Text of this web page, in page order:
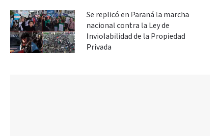
Se replicó en Paraná la marcha
nacional contra la Ley de
Inviolabilidad de la Propiedad
Privada